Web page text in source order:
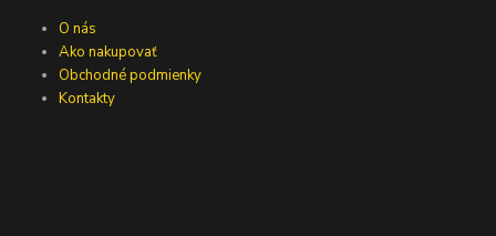
O nás
Ako nakupovať
Obchodné podmienky
Kontakty